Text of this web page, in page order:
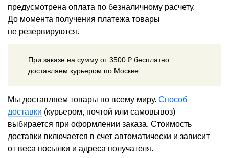
предусмотрена оплата по безналичному расчету.
До момента получения платежа товары
не резервируются.
При заказе на сумму от 3500 ₽ бесплатно
доставляем курьером по Москве.
Мы доставляем товары по всему миру. Способ
доставки (курьером, почтой или самовывоз)
выбирается при оформлении заказа. Стоимость
доставки включается в счет автоматически и зависит
от веса посылки и адреса получателя.